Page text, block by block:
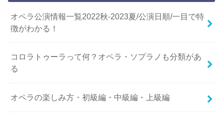
オペラ公演情報一覧2022秋-2023夏/公演日順/一目で特
徴がわかる！
コロラトゥーラって何？オペラ・ソプラノも分類があ
る
オペラの楽しみ方・初級編・中級編・上級編